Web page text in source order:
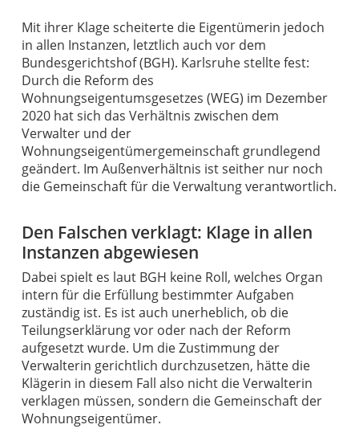
Mit ihrer Klage scheiterte die Eigentümerin jedoch
in allen Instanzen, letztlich auch vor dem
Bundesgerichtshof (BGH). Karlsruhe stellte fest:
Durch die Reform des
Wohnungseigentumsgesetzes (WEG) im Dezember
2020 hat sich das Verhältnis zwischen dem
Verwalter und der
Wohnungseigentümergemeinschaft grundlegend
geändert. Im Außenverhältnis ist seither nur noch
die Gemeinschaft für die Verwaltung verantwortlich.
Den Falschen verklagt: Klage in allen
Instanzen abgewiesen
Dabei spielt es laut BGH keine Roll, welches Organ
intern für die Erfüllung bestimmter Aufgaben
zuständig ist. Es ist auch unerheblich, ob die
Teilungserklärung vor oder nach der Reform
aufgesetzt wurde. Um die Zustimmung der
Verwalterin gerichtlich durchzusetzen, hätte die
Klägerin in diesem Fall also nicht die Verwalterin
verklagen müssen, sondern die Gemeinschaft der
Wohnungseigentümer.